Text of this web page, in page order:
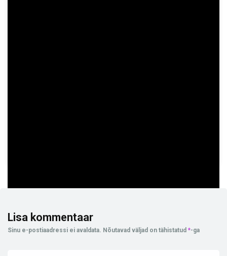
Lisa kommentaar
Sinu e-postiaadressi ei avaldata. Nõutavad väljad on tähistatud *-ga